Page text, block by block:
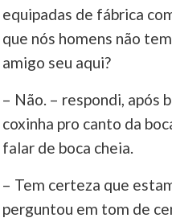
equipadas de fábrica
que nós homens não
amigo seu aqui?
– Não. – respondi, após
coxinha pro canto da
falar de boca cheia.
– Tem certeza que
perguntou em tom de